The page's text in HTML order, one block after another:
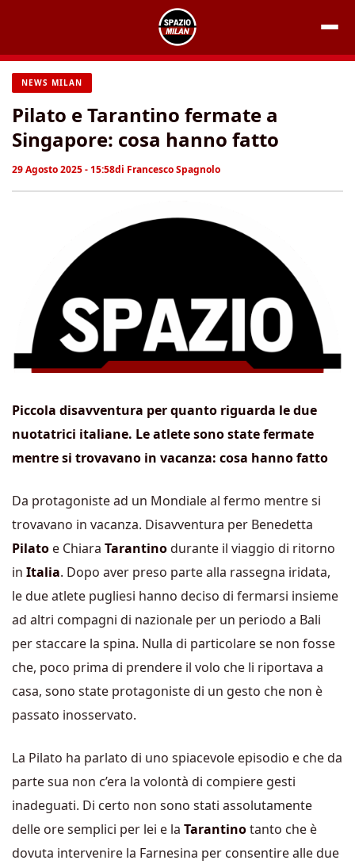
contenuto
NEWS MILAN
Pilato e Tarantino fermate a
Singapore: cosa hanno fatto
29 Agosto 2025 - 15:58di Francesco Spagnolo
Piccola disavventura per quanto riguarda le due
nuotatrici italiane. Le atlete sono state fermate
mentre si trovavano in vacanza: cosa hanno fatto
Da protagoniste ad un Mondiale al fermo mentre si
trovavano in vacanza. Disavventura per Benedetta
Pilato e Chiara Tarantinodurante il viaggio di ritorno
in Italia. Dopo aver preso parte alla rassegna iridata,
le due atlete pugliesi hanno deciso di fermarsi insieme
ad altri compagni di nazionale per un periodo a Bali
per staccare la spina. Nulla di particolare se non fosse
che, poco prima di prendere il volo che li riportava a
casa, sono state protagoniste di un gesto che non è
passato inosservato.
La Pilato ha parlato di uno spiacevole episodio e che da
parte sua non c’era la volontà di compiere gesti
inadeguati. Di certo non sono stati assolutamente
delle ore semplici per lei e la Tarantinotanto che è
dovuta intervenire la Farnesina per consentire alle due